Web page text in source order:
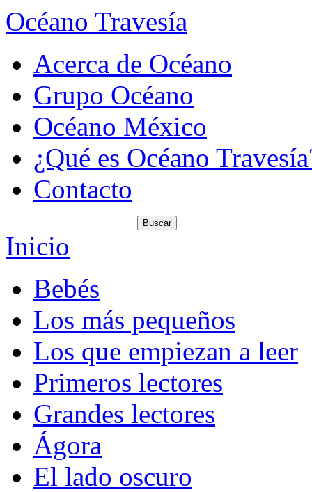
Océano Travesía
Acerca de Océano
Grupo Océano
Océano México
¿Qué es Océano
Contacto
Inicio
Bebés
Los más pequeños
Los que empiezan a leer
Primeros lectores
Grandes lectores
Ágora
El lado oscuro